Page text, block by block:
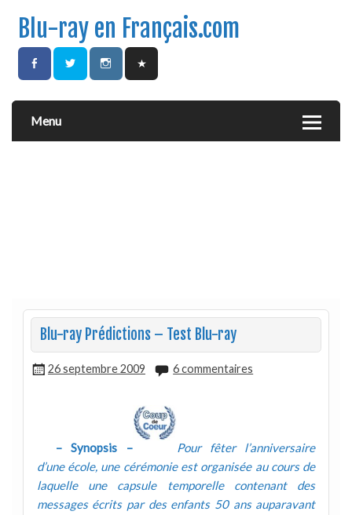
Blu-ray en Français.com
Menu
Blu-ray Prédictions – Test Blu-ray
26 septembre 2009 6 commentaires
– Synopsis –
Pour fêter l’anniversaire
d’une école, une cérémonie est organisée au cours de
laquelle une capsule temporelle contenant des
messages écrits par des enfants 50 ans auparavant